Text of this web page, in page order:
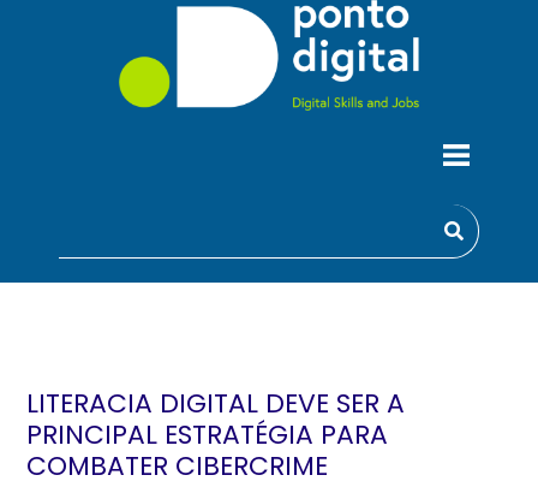
LITERACIA DIGITAL DEVE SER A
PRINCIPAL ESTRATÉGIA PARA
COMBATER CIBERCRIME